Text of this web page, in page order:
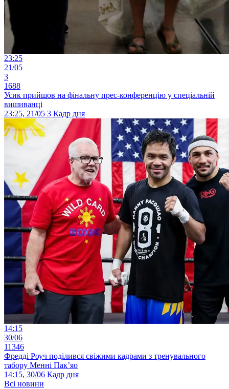
23:25
21/05
3
1688
Усик прийшов на фінальну прес-конференцію у спеціальній
вишиванці
23:25, 21/05 3 Кадр дня
14:15
30/06
11346
Фредді Роуч поділився свіжими кадрами з тренувального
табору Менні Пак’яо
14:15, 30/06 Кадр дня
Всі новини